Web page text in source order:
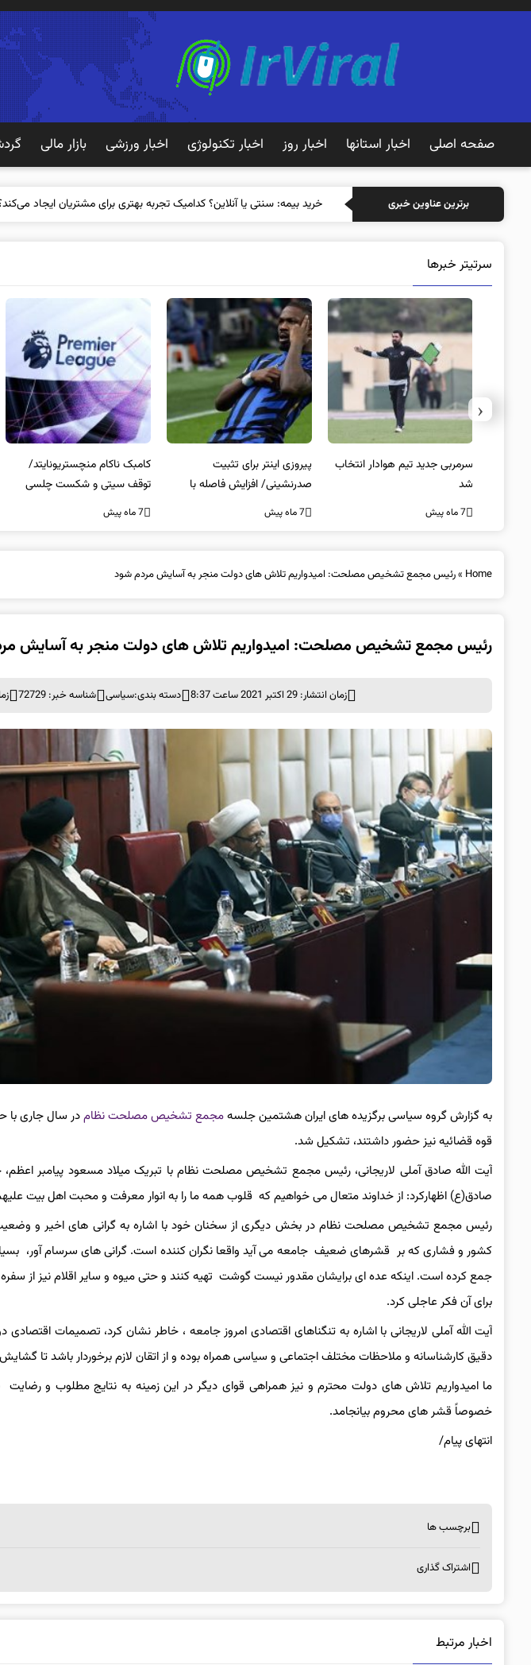
صفحه اصلی اخبار استانها اخبار روز اخبار تکنولوژی اخبار ورزشی بازار مالی
برترین عناوین خبری خرید بیمه: سنتی یا آنلاین؟ کدامیک تجربه بهتری برای مشتریان ایجاد
سرتیتر خبرها
پیروزی اینتر برای تثبیت
صدرنشینی/ افزایش فاصله با
ناپولی
7 ماه پیش
کامبک ناکام منچستریونایتد/
توقف سیتی و شکست چلسی
7 ماه پیش
تخلفات مالی در هیئت رشته‌ای
المپیکی در مازندران
7 ماه پیش
‹
Home
»رئیس مجمع تشخیص مصلحت: امیدواریم تلاش های دولت منجر به آسایش مردم شود
رئیس مجمع تشخیص مصلحت: امیدواریم تلاش های دولت منجر به آسایش
زمان انتشار: 29 اکتبر 2021 ساعت 8:37 دسته بندی:سیاسی شناسه خبر: 72729
به گزارش گروه سیاسی برگزیده های ایران هشتمین جلسهمجمع تشخیص مصلحت نظامدر سال جاری با
قوه قضائیه نیز حضور داشتند، تشکیل شد.
آیت الله صادق آملی لاریجانی، رئیس مجمع تشخیص مصلحت نظام با تبریک میلاد مسعود پیامبر
صادق(ع) اظهارکرد: از خداوند متعال می خواهیم که قلوب همه ما را به انوار معرفت و محبت اهل بیت
رئیس مجمع تشخیص مصلحت نظام در بخش دیگری از سخنان خود با اشاره به گرانی های اخیر و
کشور و فشاری که بر قشرهای ضعیف جامعه می آید واقعا نگران کننده است. گرانی های سرسام آور،
جمع کرده است. اینکه عده ای برایشان مقدور نیست گوشت تهیه کنند و حتی میوه و سایر اقلام نیز از
برای آن فکر عاجلی کرد.
آیت الله آملی لاریجانی با اشاره به تنگناهای اقتصادی امروز جامعه ، خاطر نشان کرد، تصمیمات
دقیق کارشناسانه و ملاحظات مختلف اجتماعی و سیاسی همراه بوده و از اتقان لازم برخوردار باشد تا
ما امیدواریم تلاش های دولت محترم و نیز همراهی قوای دیگر در این زمینه به نتایج مطلوب و
خصوصاً قشر های محروم بیانجامد.
انتهای پیام/
برچسب ها
اشتراک گذاری
اخبار مرتبط